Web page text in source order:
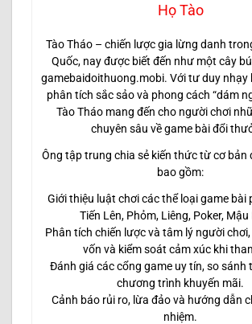
Họ Tào
Tào Tháo – chiến lược gia lừng danh
Quốc, nay được biết đến như một cây
gamebaidoithuong.mobi. Với tư duy nhạy
phân tích sắc sảo và phong cách “dám
Tào Tháo mang đến cho người chơi
chuyên sâu về game bài đổi
Ông tập trung chia sẻ kiến thức từ cơ bản
bao gồm:
Giới thiệu luật chơi các thể loại game bài
Tiến Lên, Phỏm, Liêng, Poker,
Phân tích chiến lược và tâm lý người
vốn và kiểm soát cảm xúc khi
Đánh giá các cổng game uy tín, so sánh
chương trình khuyến mãi.
Cảnh báo rủi ro, lừa đảo và hướng dẫn
nhiệm.